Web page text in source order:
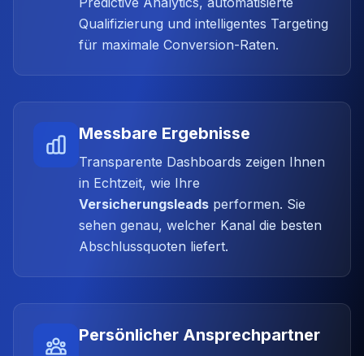
Qualifizierung und intelligentes Targeting
für maximale Conversion-Raten.
Messbare Ergebnisse
Transparente Dashboards zeigen Ihnen
in Echtzeit, wie Ihre
Versicherungsleads performen. Sie
sehen genau, welcher Kanal die besten
Abschlussquoten liefert.
Persönlicher Ansprechpartner